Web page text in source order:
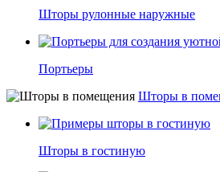
Шторы рулонные наружные
Портьеры
Шторы в
Шторы в гостиную